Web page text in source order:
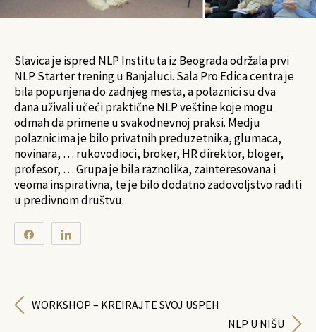
Slavica je ispred NLP Instituta iz Beograda održala prvi
NLP Starter trening u Banjaluci. Sala Pro Edica centra je
bila popunjena do zadnjeg mesta, a polaznici su dva
dana uživali učeći praktične NLP veštine koje mogu
odmah da primene u svakodnevnoj praksi. Medju
polaznicima je bilo privatnih preduzetnika, glumaca,
novinara, … rukovodioci, broker, HR direktor, bloger,
profesor, … Grupa je bila raznolika, zainteresovana i
veoma inspirativna, te je bilo dodatno zadovoljstvo raditi
u predivnom društvu.
Share
WORKSHOP – KREIRAJTE SVOJ USPEH
NLP U NIŠU